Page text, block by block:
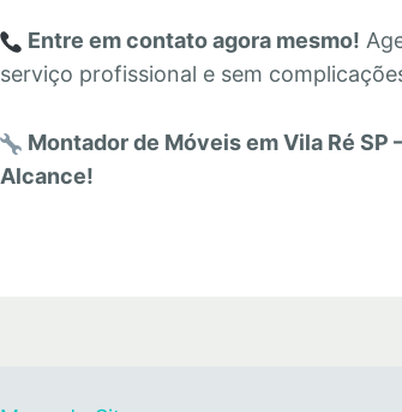
Entre em contato agora mesmo!
serviço profissional e sem
Montador de Móveis em Vila Ré SP
Alcance!